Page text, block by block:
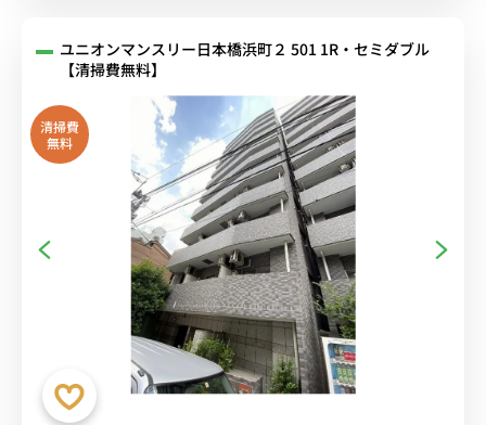
ユニオンマンスリー日本橋浜町２ 501 1R・セミダブル
【清掃費無料】
清掃費
無料